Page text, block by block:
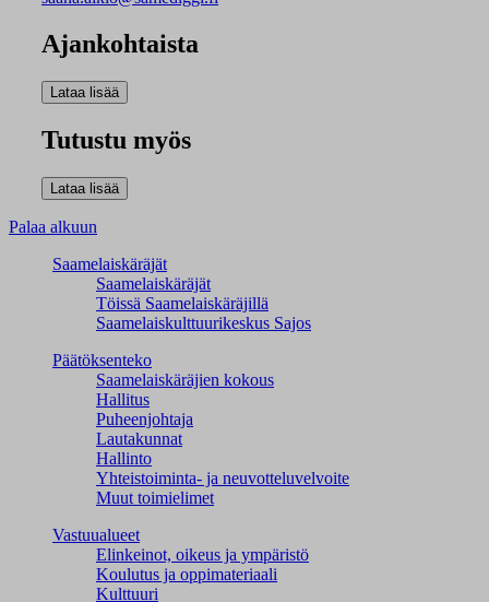
Ajankohtaista
Tutustu myös
Palaa alkuun
Saamelaiskäräjät
Saamelaiskäräjät
Töissä Saamelaiskäräjillä
Saamelaiskulttuuri­keskus Sajos
Päätöksenteko
Saamelaiskäräjien kokous
Hallitus
Puheenjohtaja
Lautakunnat
Hallinto
Yhteistoiminta- ja neuvotteluvelvoite
Muut toimielimet
Vastuualueet
Elinkeinot, oikeus ja ympäristö
Koulutus ja oppimateriaali
Kulttuuri